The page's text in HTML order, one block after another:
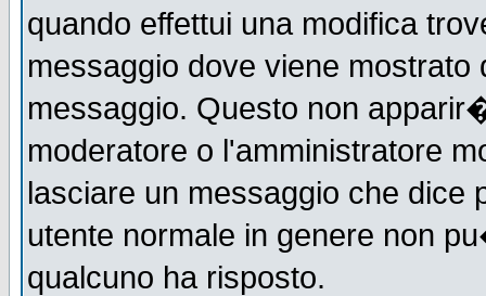
quando effettui una modifica
messaggio dove viene mostrato
messaggio. Questo non
moderatore o l'amministratore
lasciare un messaggio che
utente normale in genere non
qualcuno ha risposto.